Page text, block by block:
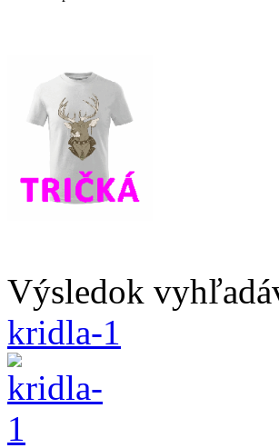
Výsledok
kridla-1